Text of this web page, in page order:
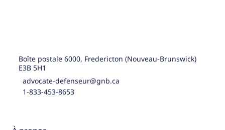
Boîte postale 6000, Fredericton (Nouveau-Brunswick)
E3B 5H1
advocate-defenseur@gnb.ca
1-833-453-8653